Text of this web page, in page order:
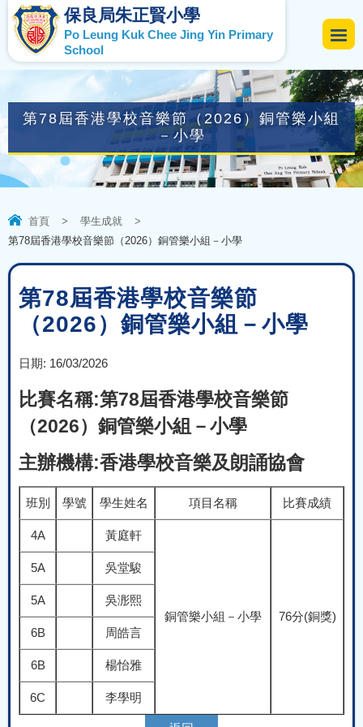
保良局朱正賢小學
Po Leung Kuk Chee Jing Yin Primary
School
第78屆香港學校音樂節（2026）銅管樂小組
－小學
首頁 > 學生成就
>
第78屆香港學校音樂節（2026）銅管樂小組－小學
第78屆香港學校音樂節
（2026）銅管樂小組－小學
日期: 16/03/2026
比賽名稱:第78屆香港學校音樂節
（2026）銅管樂小組－小學
主辦機構:香港學校音樂及朗誦協會
班別 學號 學生姓名 項目名稱 比賽成績
4A 黃庭軒
銅管樂小組－小學 76分(銅獎)
5A 吳堂駿
5A 吳浵熙
6B 周皓言
6B 楊怡雅
6C 李學明